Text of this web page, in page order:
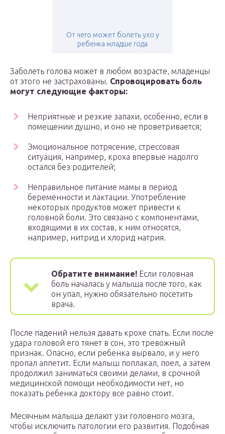
От чего может болеть ухо у
ребенка младше года
Заболеть голова может в любом возрасте, младенцы
от этого не застрахованы. Спровоцировать боль
могут следующие факторы:
Неприятные и резкие запахи, особенно, если в
помещении душно, и оно не проветривается;
Эмоциональное потрясение, стрессовая
ситуация, например, кроха впервые надолго
остался без родителей;
Неправильное питание мамы в период
беременности и лактации. Употребление
некоторых продуктов может привести к
головной боли. Это связано с компонентами,
входящими в их состав, к ним относятся,
например, нитрид и хлорид натрия.
Обратите внимание! Если головная
боль началась у малыша после того, как
он упал, нужно обязательно посетить
врача.
После падений нельзя давать крохе спать. Если после
удара головой его тянет в сон, это тревожный
признак. Опасно, если ребенка вырвало, и у него
пропал аппетит. Если малыш поплакал, поел, а затем
продолжил заниматься своими делами, в срочной
медицинской помощи необходимости нет, но
показать ребенка доктору все равно стоит.
Месячным малыша делают узи головного мозга,
чтобы исключить патологии его развития. Подобная